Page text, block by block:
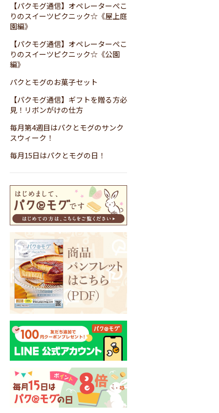
【パクモグ通信】オペレーターぺこ
りのスイーツピクニック☆《屋上庭
園編》
【パクモグ通信】オペレーターぺこ
りのスイーツピクニック☆《公園
編》
パクとモグのお菓子セット
【パクモグ通信】ギフトを贈る方必
見！リボンがけの仕方
毎月第4週目はパクとモグのサンク
スウィーク！
毎月15日はパクとモグの日！